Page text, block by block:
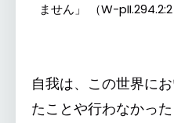
ません」 （W-pII.294.2:2
自我は、この世界に
たことや行わなかっ